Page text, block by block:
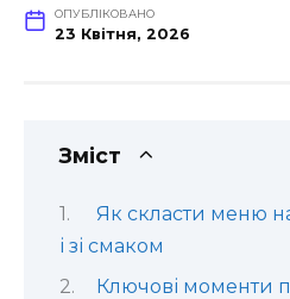
ОПУБЛІКОВАНО
23 Квітня, 2026
Зміст
Як скласти меню
і зі смаком
Ключові моменти